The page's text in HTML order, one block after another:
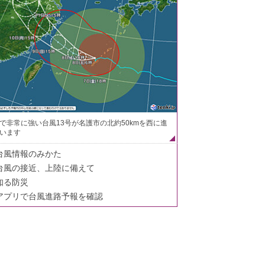
非常に強い台風13号が名護市の北約50kmを西に進
ます
風情報のみかた
風の接近、上陸に備えて
る防災
プリで台風進路予報を確認